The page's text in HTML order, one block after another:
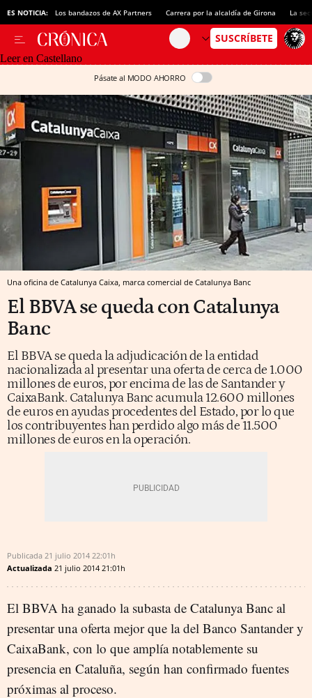
ES NOTICIA: Los bandazos de AX Partners Carrera por la alcaldía de Girona La
Leer en Castellano
Pásate al MODO AHORRO
Una oficina de Catalunya Caixa, marca comercial de Catalunya Banc
El BBVA se queda con Catalunya
Banc
El BBVA se queda la adjudicación de la entidad
nacionalizada al presentar una oferta de cerca de 1.000
millones de euros, por encima de las de Santander y
CaixaBank. Catalunya Banc acumula 12.600 millones
de euros en ayudas procedentes del Estado, por lo que
los contribuyentes han perdido algo más de 11.500
millones de euros en la operación.
Publicada 21 julio 2014 22:01h
Actualizada 21 julio 2014 21:01h
El BBVA ha ganado la subasta de Catalunya Banc al
presentar una oferta mejor que la del Banco Santander y
CaixaBank, con lo que amplía notablemente su
presencia en Cataluña, según han confirmado fuentes
próximas al proceso.